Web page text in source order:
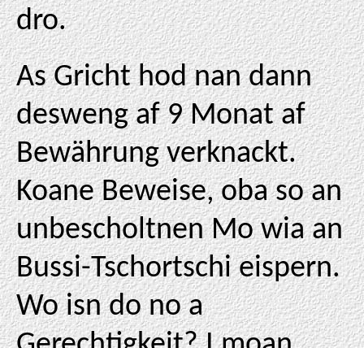
dro.
As Gricht hod nan dann
desweng af 9 Monat af
Bewährung verknackt.
Koane Beweise, oba so an
unbescholtnen Mo wia an
Bussi-Tschortschi eispern.
Wo isn do no a